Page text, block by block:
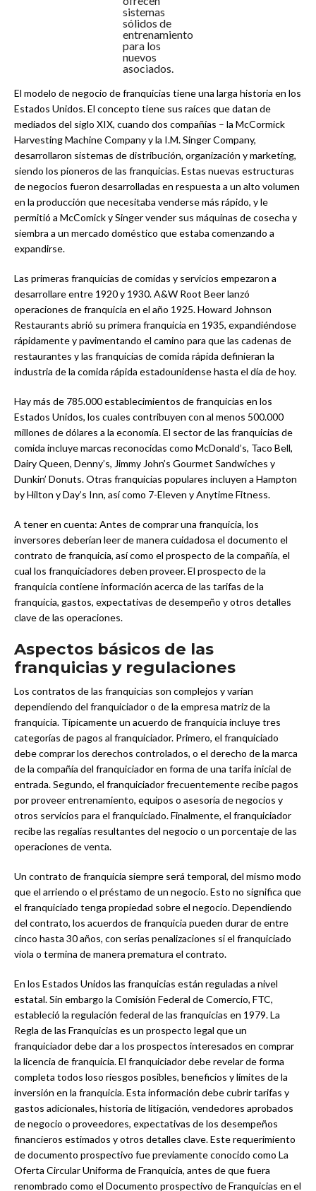
sistemas
sólidos de
entrenamiento
para los
nuevos
asociados.
El modelo de negocio de franquicias tiene una larga historia en los
Estados Unidos. El concepto tiene sus raíces que datan de
mediados del siglo XIX, cuando dos compañías – la McCormick
Harvesting Machine Company y la I.M. Singer Company,
desarrollaron sistemas de distribución, organización y marketing,
siendo los pioneros de las franquicias. Estas nuevas estructuras
de negocios fueron desarrolladas en respuesta a un alto volumen
en la producción que necesitaba venderse más rápido, y le
permitió a McComick y Singer vender sus máquinas de cosecha y
siembra a un mercado doméstico que estaba comenzando a
expandirse.
Las primeras franquicias de comidas y servicios empezaron a
desarrollare entre 1920 y 1930. A&W Root Beer lanzó
operaciones de franquicia en el año 1925. Howard Johnson
Restaurants abrió su primera franquicia en 1935, expandiéndose
rápidamente y pavimentando el camino para que las cadenas de
restaurantes y las franquicias de comida rápida definieran la
industria de la comida rápida estadounidense hasta el día de hoy.
Hay más de 785.000 establecimientos de franquicias en los
Estados Unidos, los cuales contribuyen con al menos 500.000
millones de dólares a la economía. El sector de las franquicias de
comida incluye marcas reconocidas como McDonald’s, Taco Bell,
Dairy Queen, Denny’s, Jimmy John’s Gourmet Sandwiches y
Dunkin’ Donuts. Otras franquicias populares incluyen a Hampton
by Hilton y Day’s Inn, así como 7-Eleven y Anytime Fitness.
A tener en cuenta: Antes de comprar una franquicia, los
inversores deberían leer de manera cuidadosa el documento el
contrato de franquicia, así como el prospecto de la compañía, el
cual los franquiciadores deben proveer. El prospecto de la
franquicia contiene información acerca de las tarifas de la
franquicia, gastos, expectativas de desempeño y otros detalles
clave de las operaciones.
Aspectos básicos de las
franquicias y regulaciones
Los contratos de las franquicias son complejos y varían
dependiendo del franquiciador o de la empresa matriz de la
franquicia. Típicamente un acuerdo de franquicia incluye tres
categorías de pagos al franquiciador. Primero, el franquiciado
debe comprar los derechos controlados, o el derecho de la marca
de la compañía del franquiciador en forma de una tarifa inicial de
entrada. Segundo, el franquiciador frecuentemente recibe pagos
por proveer entrenamiento, equipos o asesoría de negocios y
otros servicios para el franquiciado. Finalmente, el franquiciador
recibe las regalías resultantes del negocio o un porcentaje de las
operaciones de venta.
Un contrato de franquicia siempre será temporal, del mismo modo
que el arriendo o el préstamo de un negocio. Esto no significa que
el franquiciado tenga propiedad sobre el negocio. Dependiendo
del contrato, los acuerdos de franquicia pueden durar de entre
cinco hasta 30 años, con serias penalizaciones si el franquiciado
viola o termina de manera prematura el contrato.
En los Estados Unidos las franquicias están reguladas a nivel
estatal. Sin embargo la Comisión Federal de Comercio, FTC,
estableció la regulación federal de las franquicias en 1979. La
Regla de las Franquicias es un prospecto legal que un
franquiciador debe dar a los prospectos interesados en comprar
la licencia de franquicia. El franquiciador debe revelar de forma
completa todos loso riesgos posibles, beneficios y límites de la
inversión en la franquicia. Esta información debe cubrir tarifas y
gastos adicionales, historia de litigación, vendedores aprobados
de negocio o proveedores, expectativas de los desempeños
financieros estimados y otros detalles clave. Este requerimiento
de documento prospectivo fue previamente conocido como La
Oferta Circular Uniforma de Franquicia, antes de que fuera
renombrado como el Documento prospectivo de Franquicias en el